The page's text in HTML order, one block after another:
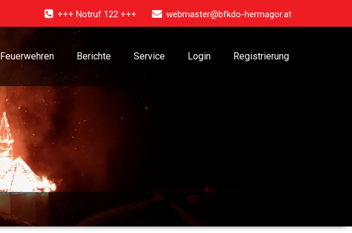
+++ Notruf 122 +++ webmaster@bfkdo-hermagor.at
Feuerwehren Berichte Service Login Registrierung